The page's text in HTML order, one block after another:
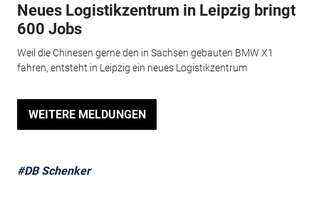
Neues Logistikzentrum in Leipzig bringt
600 Jobs
Weil die Chinesen gerne den in Sachsen gebauten BMW X1
fahren, entsteht in Leipzig ein neues Logistikzentrum
WEITERE MELDUNGEN
#DB Schenker